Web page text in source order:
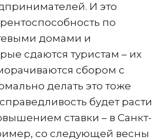
И это
по
домами и
сдаются туристам – их
сбором с
делать это тоже
будет расти
ставки – в Санкт-
со следующей весны